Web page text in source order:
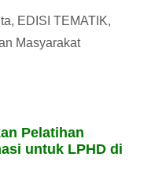
, EDISI TEMATIK,
Masyarakat
Pelatihan
untuk LPHD di